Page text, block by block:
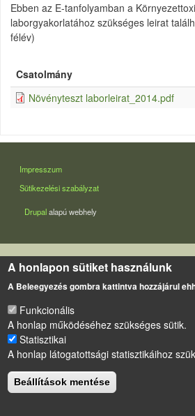
Ebben az E-tanfolyamban a
laborgyakorlatához szükséges leirat
félév)
Csatolmány
Növényteszt laborleirat_2014.pdf
LÁBLÉC
Impresszum
Sütikezelési szabályzat
Drupalalapú webhely
A honlapon sütiket használunk
A Beleegyezés gombra kattintva hozzájárul
Funkcionális
A honlap működéséhez szükséges sütik.
Statisztikai
A honlap látogatottsági statisztikáihoz
Beállítások mentése